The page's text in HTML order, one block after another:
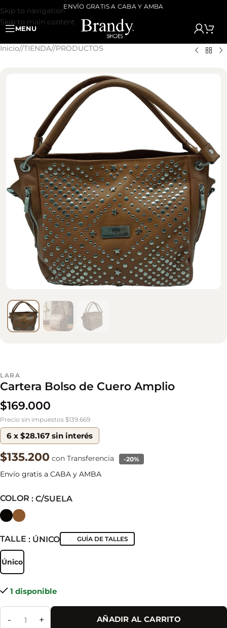
Skip to navigation
Skip to main content
ENVÍO GRATIS A CABA Y AMBA
MENU
Inicio/ TIENDA/ PRODUCTOS
LARA
Cartera Bolso de Cuero Amplio
$169.000
COLOR : C/SUELA
TALLE : ÚNICO GUÍA DE TALLES
Único
Único
1 disponible
- + AÑADIR AL CARRITO
Precio sin impuestos $139.669
6 x $28.167 sin interés
$135.200 con Transferencia -20%
Envío gratis a CABA y AMBA